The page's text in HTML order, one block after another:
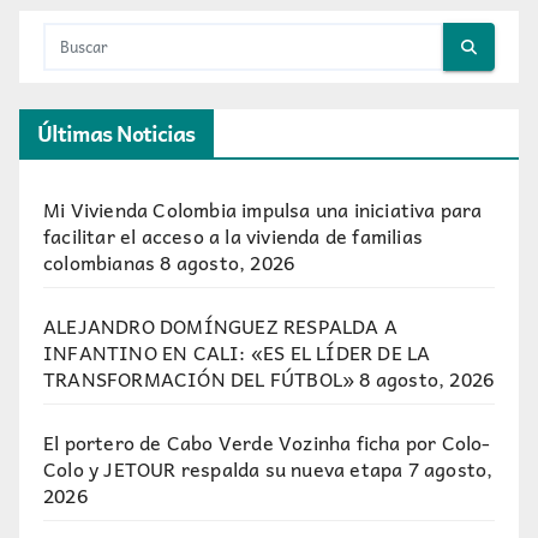
Últimas Noticias
Mi Vivienda Colombia impulsa una iniciativa para
facilitar el acceso a la vivienda de familias
colombianas 8 agosto, 2026
ALEJANDRO DOMÍNGUEZ RESPALDA A
INFANTINO EN CALI: «ES EL LÍDER DE LA
TRANSFORMACIÓN DEL FÚTBOL»8 agosto, 2026
El portero de Cabo Verde Vozinha ficha por Colo-
Colo y JETOUR respalda su nueva etapa7 agosto,
2026